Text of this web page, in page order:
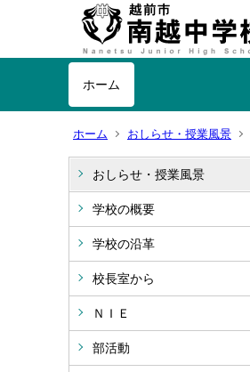
ホーム
ホーム おしらせ・授業風景
おしらせ・授業風景
学校の概要
学校の沿革
校長室から
ＮＩＥ
部活動